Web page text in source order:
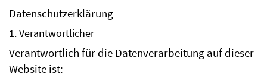
Datenschutzerklärung
1. Verantwortlicher
Verantwortlich für die Datenverarbeitung auf dieser
Website ist: